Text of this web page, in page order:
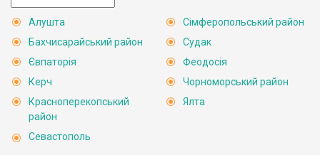
Алушта
Бахчисарайський район
Євпаторія
Керч
Красноперекопський
район
Севастополь
Сімферопольський район
Судак
Феодосія
Чорноморський район
Ялта